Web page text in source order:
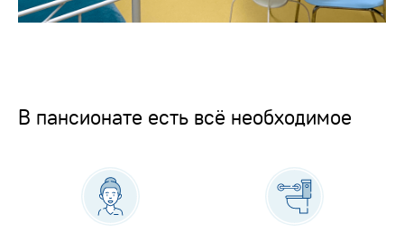
В пансионате есть всё необходимое